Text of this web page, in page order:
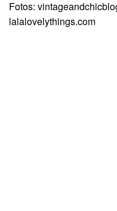
Fotos:
lalalovelythings.com